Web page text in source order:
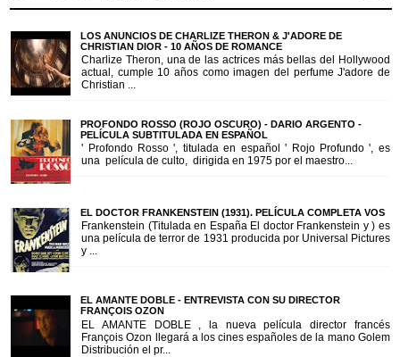
LOS ANUNCIOS DE CHARLIZE THERON & J'ADORE DE
CHRISTIAN DIOR - 10 AÑOS DE ROMANCE
Charlize Theron, una de las actrices más bellas del Hollywood
actual, cumple 10 años como imagen del perfume J'adore de
Christian ...
PROFONDO ROSSO (ROJO OSCURO) - DARIO ARGENTO -
PELÍCULA SUBTITULADA EN ESPAÑOL
' Profondo Rosso ', titulada en español ' Rojo Profundo ', es
una película de culto, dirigida en 1975 por el maestro...
EL DOCTOR FRANKENSTEIN (1931). PELÍCULA COMPLETA VOS
Frankenstein (Titulada en España El doctor Frankenstein y ) es
una película de terror de 1931 producida por Universal Pictures
y ...
EL AMANTE DOBLE - ENTREVISTA CON SU DIRECTOR
FRANÇOIS OZON
EL AMANTE DOBLE , la nueva película director francés
François Ozon llegará a los cines españoles de la mano Golem
Distribución el pr...